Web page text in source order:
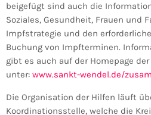
beigefügt sind auch die
Soziales, Gesundheit, Frauen und
Impfstrategie und den
Buchung von Impfterminen.
gibt es auch auf der Homepage
unter: www.sankt-wendel.de/
Die Organisation der Hilfen läuft
Koordinationsstelle, welche die